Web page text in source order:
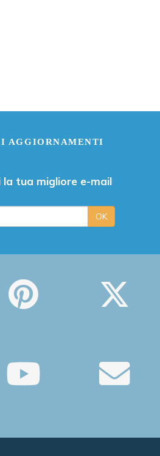
AGGIORNAMENTI
la tua migliore e-mail
OK